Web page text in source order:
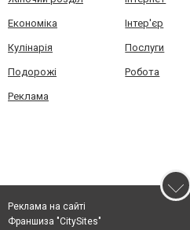
Економіка Інтер'єр
Кулінарія Послуги
Подорожі Робота
Реклама
Реклама на сайті
Франшиза "CitySites"